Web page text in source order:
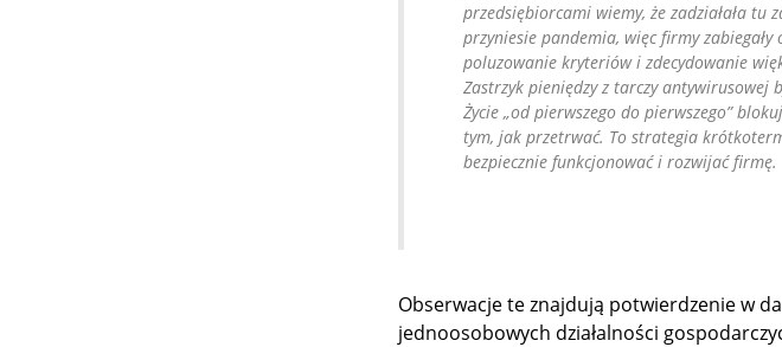
przedsiębiorcami wiemy, że zadziałała tu
przyniesie pandemia, więc firmy
poluzowanie kryteriów i zdecydowanie
Zastrzyk pieniędzy z tarczy antywirusowej
Życie „od pierwszego do pierwszego”
tym, jak przetrwać. To strategia
bezpiecznie funkcjonować i rozwijać firmę.
Obserwacje te znajdują potwierdzenie w
jednoosobowych działalności